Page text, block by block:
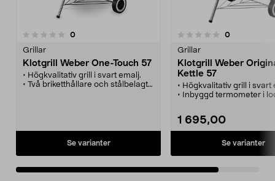
0recensioner
Grillar
Klotgrill Weber One-Touch 57
• Högkvalitativ grill i svart emalj.
• Två briketthållare och stålbelagt
• Askfat och ventil i aluminium.
Se varianter
0.0 av 5 stjärnor 0recensioner
Grillar
Klotgrill Weber
Kettle 57
• Högkvalitativ grill i svart
• Inbyggd termometer i
• One-Touch
• Krossäkra allvädershjul.
• Askfat och ventil i
1 695,00
Se varianter